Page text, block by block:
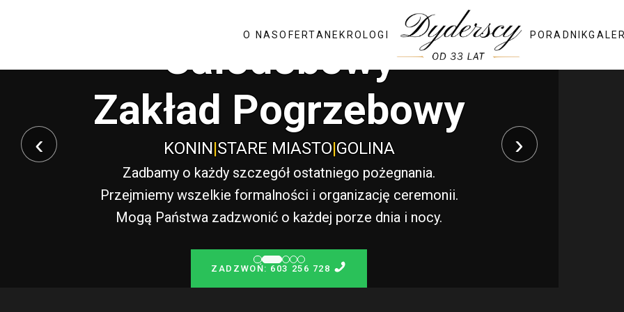
O NASOFERTANEKROLOGI PORADNIK
Całodobowy
Zakład Pogrzebowy
KONIN|STARE MIASTO|GOLINA
Zadbamy o każdy szczegół ostatniego pożegnania.
Przejmiemy wszelkie formalności i organizację ceremonii.
Mogą Państwa zadzwonić o każdej porze dnia i nocy.
ZADZWOŃ: 603 256 728
‹ ›